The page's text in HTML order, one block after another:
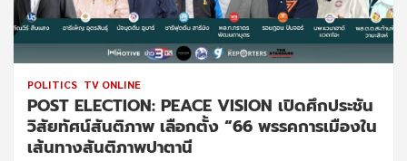
POLITICS TV ONLINE
POST ELECTION: PEACE VISION เปิดศึกประชัน
วิสัยทัศน์สันติภาพ เลือกตั้ง “66 พรรคการเมืองใน
เส้นทางสันติภาพปาตานี